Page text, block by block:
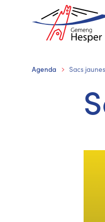
Agenda Sacs jaunes